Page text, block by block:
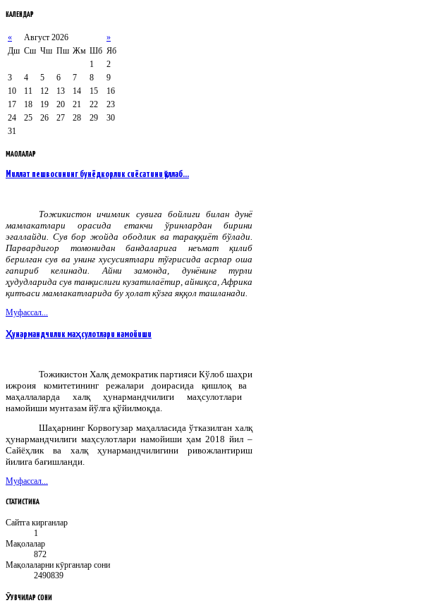
КАЛЕНДАР
« Август 2026
»
Дш Сш Чш Пш Жм Шб Яб
1
2
3
4 5 6 7 8
9
10
11 12 13 14 15
16
17
18 19 20 21 22
23
24
25 26 27 28 29
30
31
МАҚОЛАЛАР
Миллат пешвосининг бунёдкорлик сиёсатини қўллаб…
Тожикистон ичимлик сувига бойлиги билан дунё
мамлакатлари орасида етакчи ўринлардан бирини
эгаллайди. Сув бор жойда ободлик ва тараққиёт бўлади.
Парвардигор томонидан бандаларига неъмат қилиб
берилган сув ва унинг хусусиятлари тўғрисида асрлар оша
гапириб келинади. Айни замонда, дунёнинг турли
ҳудудларида сув танқислиги кузатилаётир, айниқса, Африка
қитъаси мамлакатларида бу ҳолат кўзга яққол ташланади.
Муфассал...
Ҳунармандчилик маҳсулотлари намойиши
Тожикистон Халқ демократик партияси Кўлоб шаҳри
ижроия
комитетининг режалари доирасида қишлоқ
ва
маҳаллаларда
халқ ҳунармандчилиги
маҳсулотлари
намойиши мунтазам йўлга қўйилмоқда.
Шаҳарнинг Корвогузар маҳалласида ўтказилган халқ
ҳунармандчилиги маҳсулотлари намойиши ҳам 2018 йил –
Сайёҳлик ва халқ ҳунармандчилигини ривожлантириш
йилига бағишланди.
Муфассал...
СТАТИСТИКА
Сайтга кирганлар
1
Мақолалар
872
Мақолаларни кӯрганлар сони
2490839
ӮҚУВЧИЛАРСОНИ